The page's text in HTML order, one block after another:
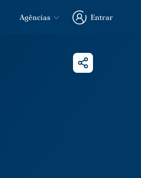
Agências
Entrar
Entrar
Partilhar